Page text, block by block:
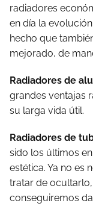
radiadores
en día la
hecho que
mejorado, de
Radiadores de
grandes ventajas
su larga vida útil.
Radiadores de
sido los últimos
estética. Ya no es
tratar de
conseguiremos